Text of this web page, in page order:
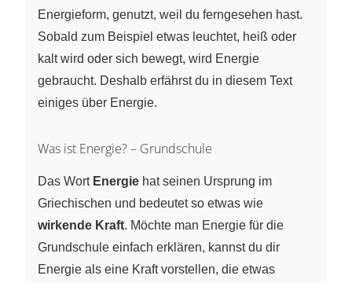
Energieform, genutzt, weil du ferngesehen hast.
Sobald zum Beispiel etwas leuchtet, heiß oder
kalt wird oder sich bewegt, wird Energie
gebraucht. Deshalb erfährst du in diesem Text
einiges über Energie.
Was ist Energie? – Grundschule
Das Wort Energie hat seinen Ursprung im
Griechischen und bedeutet so etwas wie
wirkende Kraft. Möchte man Energie für die
Grundschule einfach erklären, kannst du dir
Energie als eine Kraft vorstellen, die etwas